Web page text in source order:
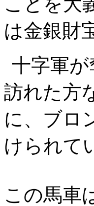
は金銀財
十字軍
訪れた方
に、ブロ
けられて
この馬車